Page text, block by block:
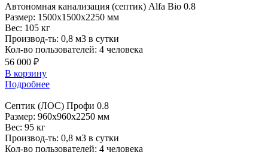
Автономная канализация (септик) Alfa Bio 0.8
Размер: 1500x1500x2250 мм
Вес: 105 кг
Производ-ть: 0,8 м3 в сутки
Кол-во пользователей: 4 человека
56 000 ₽
В корзину
Подробнее
Септик (ЛОС) Профи 0.8
Размер: 960x960x2250 мм
Вес: 95 кг
Производ-ть: 0,8 м3 в сутки
Кол-во пользователей: 4 человека